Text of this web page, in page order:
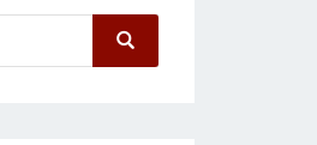
Search